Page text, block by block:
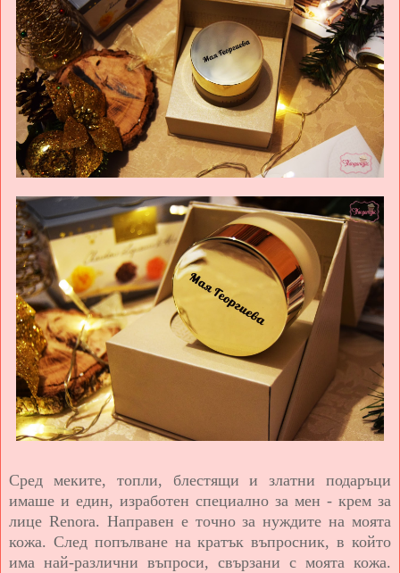
Сред меките, топли, блестящи и златни подаръци
имаше и един, изработен специално за мен - крем за
лице Renora. Направен е точно за нуждите на моята
кожа. След попълване на кратък въпросник, в който
има най-различни въпроси, свързани с моята кожа.